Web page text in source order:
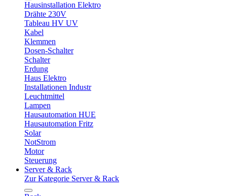
Hausinstallation Elektro
Drähte 230V
Tableau HV UV
Kabel
Klemmen
Dosen-Schalter
Schalter
Erdung
Haus Elektro
Installationen Industr
Leuchtmittel
Lampen
Hausautomation HUE
Hausautomation Fritz
Solar
NotStrom
Motor
Steuerung
Server & Rack
Zur Kategorie Server & Rack